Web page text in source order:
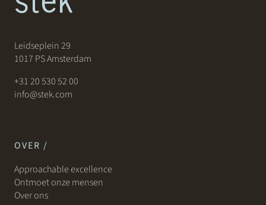
Leidseplein 29
1017 PS Amsterdam
+31 20 530 52 00
info@stek.com
OVER /
Approachable excellence
Ontmoet onze mensen
Over ons